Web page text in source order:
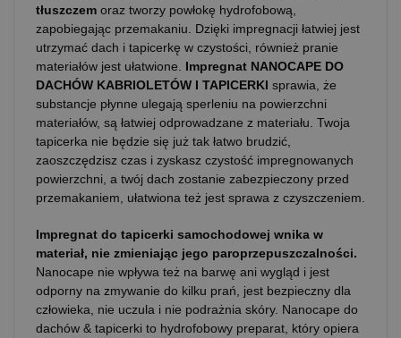
tłuszczem oraz tworzy powłokę hydrofobową,
zapobiegając przemakaniu. Dzięki impregnacji łatwiej jest
utrzymać dach i tapicerkę w czystości, również pranie
materiałów jest ułatwione. Impregnat NANOCAPE DO
DACHÓW KABRIOLETÓW I TAPICERKI sprawia, że
substancje płynne ulegają sperleniu na powierzchni
materiałów, są łatwiej odprowadzane z materiału. Twoja
tapicerka nie będzie się już tak łatwo brudzić,
zaoszczędzisz czas i zyskasz czystość impregnowanych
powierzchni, a twój dach zostanie zabezpieczony przed
przemakaniem, ułatwiona też jest sprawa z czyszczeniem.
Impregnat do tapicerki samochodowej wnika w
materiał, nie zmieniając jego paroprzepuszczalności.
Nanocape nie wpływa też na barwę ani wygląd i jest
odporny na zmywanie do kilku prań, jest bezpieczny dla
człowieka, nie uczula i nie podrażnia skóry. Nanocape do
dachów & tapicerki to hydrofobowy preparat, który opiera